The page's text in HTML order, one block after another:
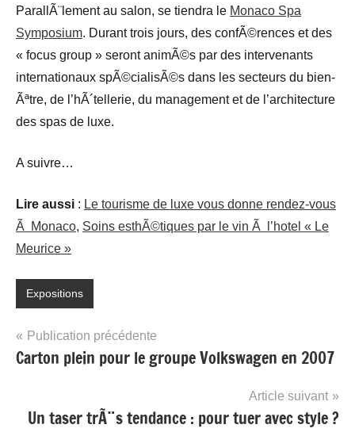
ParallÃ¨lement au salon, se tiendra le Monaco Spa
Symposium. Durant trois jours, des confÃ©rences et des
« focus group » seront animÃ©s par des intervenants
internationaux spÃ©cialisÃ©s dans les secteurs du bien-
Ãªtre, de l’hÃ´tellerie, du management et de l’architecture
des spas de luxe.
A suivre…
Lire aussi : Le tourisme de luxe vous donne rendez-vous
Ã Monaco, Soins esthÃ©tiques par le vin Ã l’hotel « Le
Meurice »
Expositions
Navigation
de
Publication précédente
Carton plein pour le groupe Volkswagen en 2007
Article suivant
Un taser trÃ¨s tendance : pour tuer avec style ?